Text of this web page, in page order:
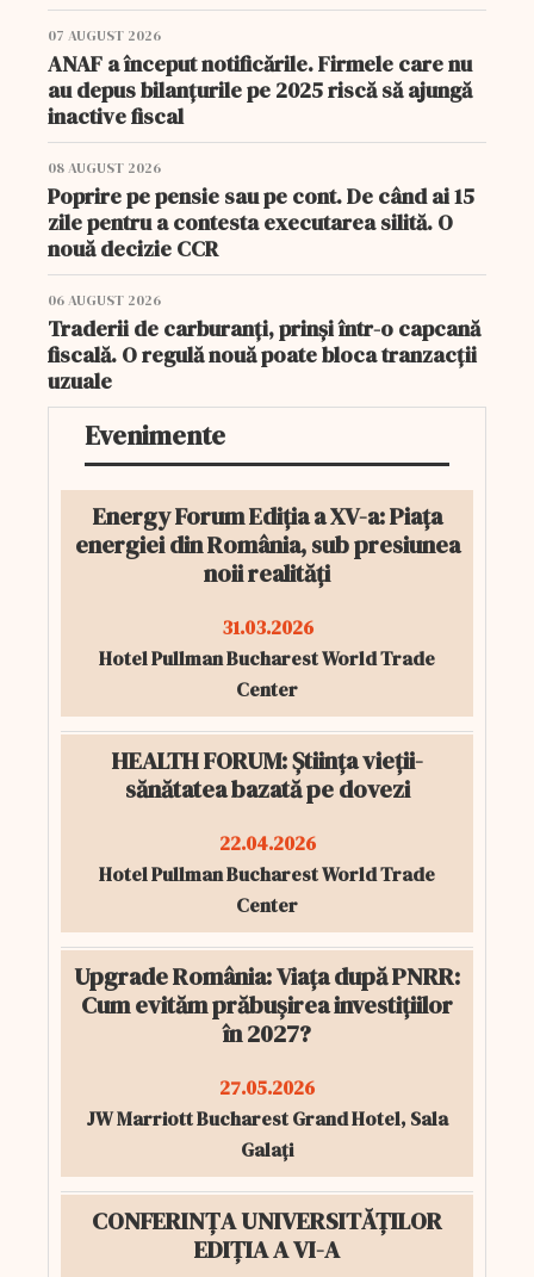
07 AUGUST 2026
ANAF a început notificările. Firmele care nu
au depus bilanțurile pe 2025 riscă să ajungă
inactive fiscal
08 AUGUST 2026
Poprire pe pensie sau pe cont. De când ai 15
zile pentru a contesta executarea silită. O
nouă decizie CCR
06 AUGUST 2026
Traderii de carburanți, prinși într-o capcană
fiscală. O regulă nouă poate bloca tranzacții
uzuale
Evenimente
Energy Forum Ediția a XV-a: Piața
energiei din România, sub presiunea
noii realități
31.03.2026
Hotel Pullman Bucharest World Trade
Center
HEALTH FORUM: Știința vieții-
sănătatea bazată pe dovezi
22.04.2026
Hotel Pullman Bucharest World Trade
Center
Upgrade România: Viața după PNRR:
Cum evităm prăbușirea investițiilor
în 2027?
27.05.2026
JW Marriott Bucharest Grand Hotel, Sala
Galați
CONFERINȚA UNIVERSITĂȚILOR
EDIȚIA A VI-A